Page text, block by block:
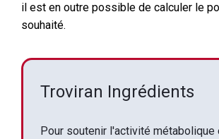
il est en outre possible de calculer le
souhaité.
Troviran Ingrédients
Pour soutenir l'activité